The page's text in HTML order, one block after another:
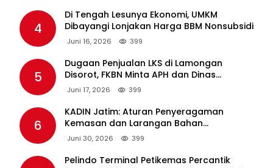
4
Di Tengah Lesunya Ekonomi, UMKM
Dibayangi Lonjakan Harga BBM Nonsubsidi
Juni 16, 2026 399
5
Dugaan Penjualan LKS di Lamongan
Disorot, FKBN Minta APH dan Dinas
Pendidikan Bertindak Tegas.
Juni 17, 2026 399
6
KADIN Jatim: Aturan Penyeragaman
Kemasan dan Larangan Bahan
Tambahan Berpotensi Ganggu Industri
Juni 30, 2026 399
Pelindo Terminal Petikemas Percantik